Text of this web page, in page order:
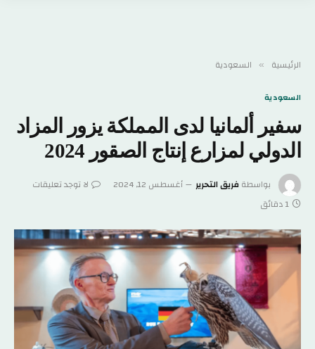
الرئيسية » السعودية
السعودية
سفير ألمانيا لدى المملكة يزور المزاد
الدولي لمزارع إنتاج الصقور 2024
بواسطةفريق التحرير أغسطس 12, 2024
لا توجد تعليقات
1 دقائق